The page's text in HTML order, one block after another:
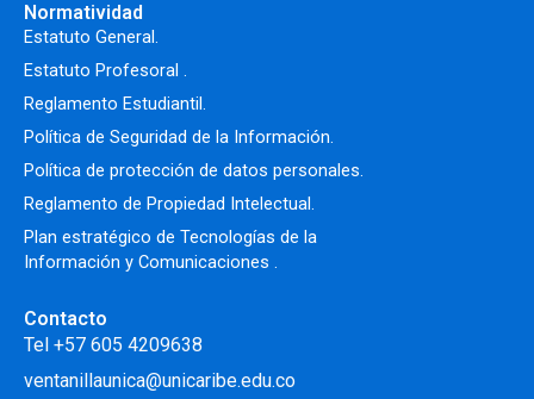
Normatividad
Estatuto General.
Estatuto Profesoral .
Reglamento Estudiantil.
Política de Seguridad de la Información.
Política de protección de datos personales.
Reglamento de Propiedad Intelectual.
Plan estratégico de Tecnologías de la
Información y Comunicaciones .
Contacto
Tel +57 605 4209638
ventanillaunica@unicaribe.edu.co